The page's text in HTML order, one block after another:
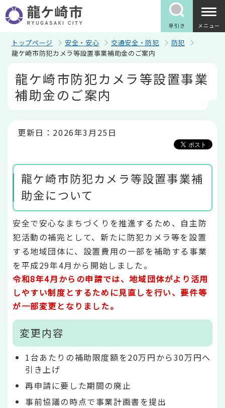
の
ペ
早引き メニュー
トップページ 安全・安心 交通安全・防犯
防犯
龍ケ崎市防犯カメラ等設置事業補助金のご案内
龍ケ崎市防犯カメラ等設置事業
補助金のご案内
更新日：2026年3月25日
龍ケ崎市防犯カメラ等設置事業補
助金について
安全で安心なまちづくりを推進するため、自主防
犯活動の補完として、新たに防犯カメラ等を設置
する地域団体に、設置費用の一部を補助する事業
を平成29年4月から開始しました。
令和8年4月からの申請では、地域団体がより活用
しやすい制度とするために見直しを行い、要件等
が一部変更となりました。
変更内容
1台あたりの補助限度額を20万円から30万円へ
引き上げ
再申請に要した期間の廃止
事前協議の時点で事業計画書を提出